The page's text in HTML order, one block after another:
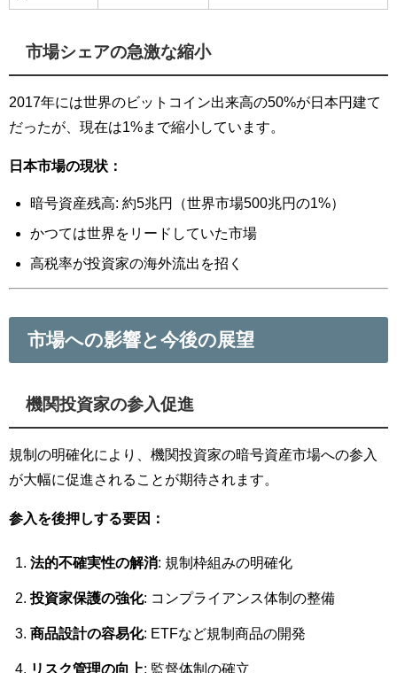
市場シェアの急激な縮小
2017年には世界のビットコイン出来高の50%が日本円建て
だったが、現在は1%まで縮小しています。
日本市場の現状：
暗号資産残高: 約5兆円（世界市場500兆円の1%）
かつては世界をリードしていた市場
高税率が投資家の海外流出を招く
市場への影響と今後の展望
機関投資家の参入促進
規制の明確化により、機関投資家の暗号資産市場への参入
が大幅に促進されることが期待されます。
参入を後押しする要因：
法的不確実性の解消: 規制枠組みの明確化
投資家保護の強化: コンプライアンス体制の整備
商品設計の容易化: ETFなど規制商品の開発
リスク管理の向上: 監督体制の確立